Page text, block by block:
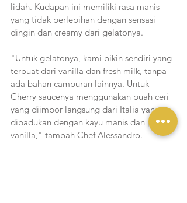
lidah. Kudapan ini memiliki rasa manis
yang tidak berlebihan dengan sensasi
dingin dan creamy dari gelatonya.
"Untuk gelatonya, kami bikin sendiri yang
terbuat dari vanilla dan fresh milk, tanpa
ada bahan campuran lainnya. Untuk
Cherry saucenya menggunakan buah ceri
yang diimpor langsung dari Italia yang
dipadukan dengan kayu manis dan juga
vanilla," tambah Chef Alessandro.